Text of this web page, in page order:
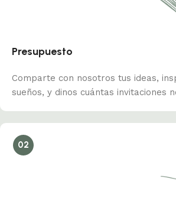
Presupuesto
Comparte con nosotros tus ideas,
sueños, y dinos cuántas invitaciones
02